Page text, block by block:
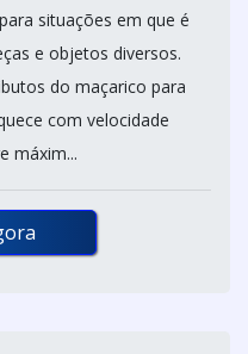
situações em que é
e objetos diversos.
do maçarico para
com velocidade
máxim...